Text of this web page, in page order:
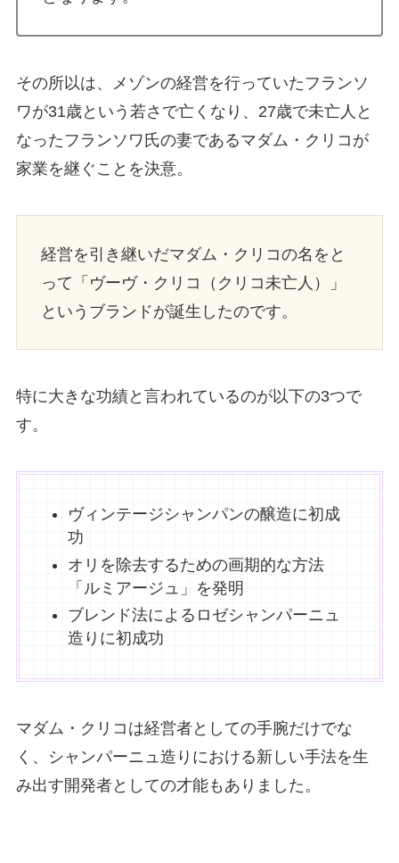
その所以は、メゾンの経営を行っていたフランソ
ワが31歳という若さで亡くなり、27歳で未亡人と
なったフランソワ氏の妻であるマダム・クリコが
家業を継ぐことを決意。
経営を引き継いだマダム・クリコの名をと
って「ヴーヴ・クリコ（クリコ未亡人）」
というブランドが誕生したのです。
特に大きな功績と言われているのが以下の3つで
す。
ヴィンテージシャンパンの醸造に初成
功
オリを除去するための画期的な方法
「ルミアージュ」を発明
ブレンド法によるロゼシャンパーニュ
造りに初成功
マダム・クリコは経営者としての手腕だけでな
く、シャンパーニュ造りにおける新しい手法を生
み出す開発者としての才能もありました。